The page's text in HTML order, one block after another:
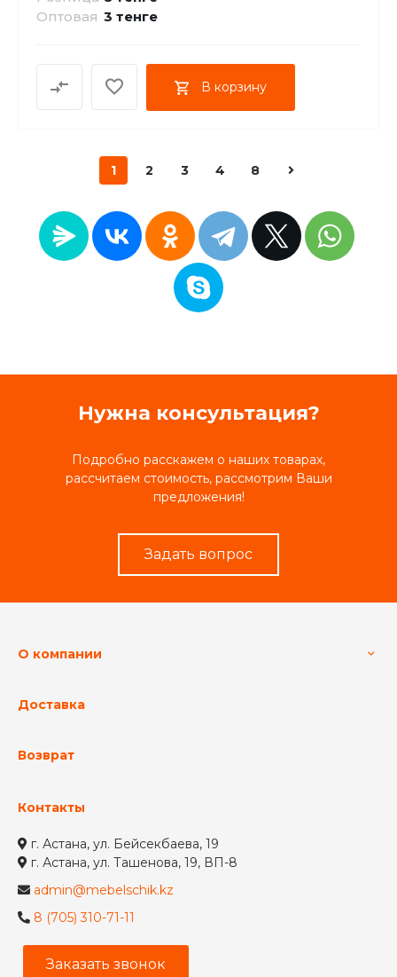
Оптовая 3 тенге
В корзину
1 2 3 4 8
Нужна консультация?
Подробно расскажем о наших товарах,
рассчитаем стоимость, рассмотрим Ваши
предложения!
Задать вопрос
О компании
Доставка
Возврат
Контакты
г. Астана, ул. Бейсекбаева, 19
г. Астана, ул. Ташенова, 19, ВП-8
admin@mebelschik.kz
8 (705) 310-71-11
Заказать звонок